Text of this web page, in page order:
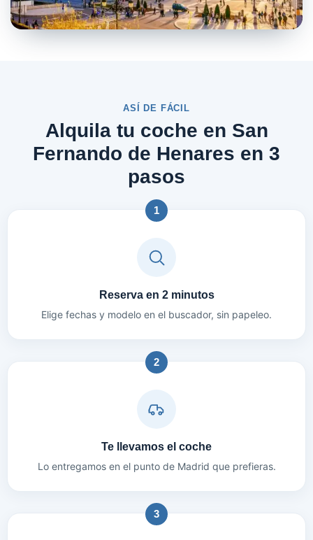
ASÍ DE FÁCIL
Alquila tu coche en San
Fernando de Henares en 3
pasos
1
Reserva en 2 minutos
Elige fechas y modelo en el buscador, sin papeleo.
2
Te llevamos el coche
Lo entregamos en el punto de Madrid que prefieras.
3